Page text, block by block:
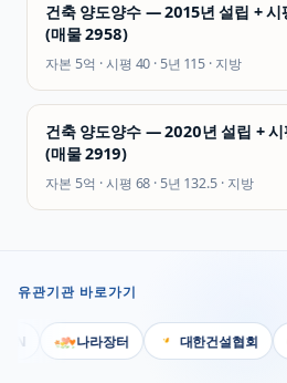
건축 양도양수 — 2015년 설립 + 시
(매물 2958)
자본 5억 · 시평 40 · 5년115 · 지방
건축 양도양수 — 2020년 설립 +
(매물 2919)
자본 5억 · 시평 68 · 5년132.5· 지방
유관기관 바로가기
나라장터 대한건설협회